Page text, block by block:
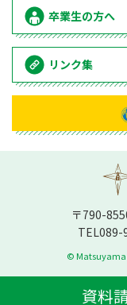
卒業生の方へ
リンク集
〒790-
TEL089-
© Matsuyama
資料